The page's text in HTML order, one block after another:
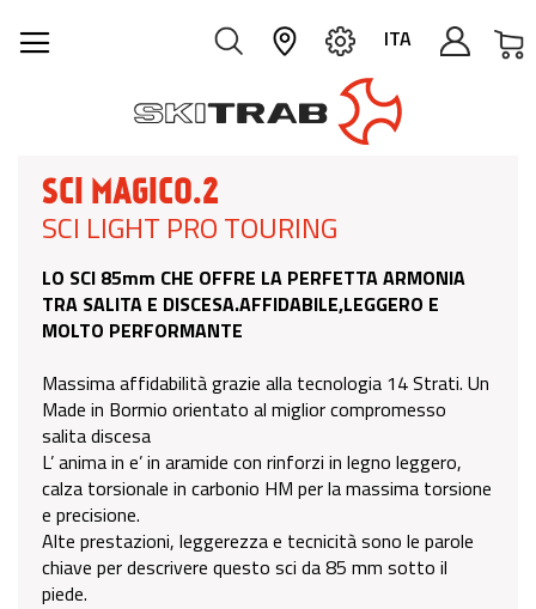
ITA
SCI MAGICO.2
SCI LIGHT PRO TOURING
LO SCI 85mm CHE OFFRE LA PERFETTA ARMONIA
TRA SALITA E DISCESA.AFFIDABILE,LEGGERO E
MOLTO PERFORMANTE
Massima affidabilità grazie alla tecnologia 14 Strati. Un
Made in Bormio orientato al miglior compromesso
salita discesa
L’ anima in e’ in aramide con rinforzi in legno leggero,
calza torsionale in carbonio HM per la massima torsione
e precisione.
Alte prestazioni, leggerezza e tecnicità sono le parole
chiave per descrivere questo sci da 85 mm sotto il
piede.